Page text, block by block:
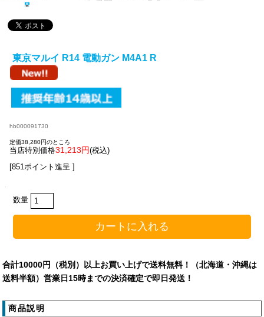
東京マルイ R14 電動ガン M4A1 R
hb000091730
定価38,280円のところ
当店特別価格31,213円(税込)
[851ポイント進呈 ]
数量
合計10000円（税別）以上お買い上げで送料無料！（北海道・沖縄は
送料半額）営業日15時までの決済確定で即日発送！
商品説明